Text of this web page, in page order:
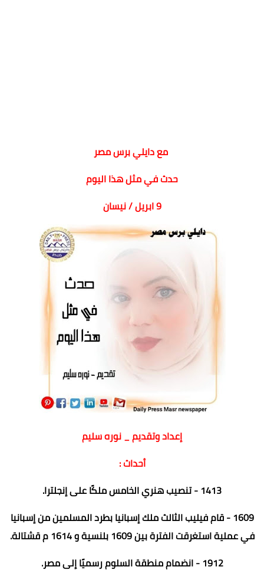
مع دايلي برس مصر
حدث في مثل هذا اليوم
9 ابريل / نيسان
إعداد وتقديم _ نوره سليم
أحداث :
1413 - تنصيب هنري الخامس ملكًا على إنجلترا.
1609 - قام فيليب الثالث ملك إسبانيا بطرد المسلمين من إسبانيا
في عملية استغرقت الفترة بين 1609 بلنسية و 1614 م قشتالة.
1912 - انضمام منطقة السلوم رسميًا إلى مصر.